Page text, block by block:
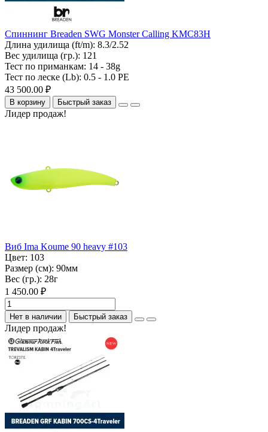
Спиннинг Breaden SWG Monster Calling KMC83H
Длина удилища (ft/m): 8.3/2.52
Вес удилища (гр.): 121
Тест по приманкам: 14 - 38g
Тест по леске (Lb): 0.5 - 1.0 PE
43 500.00 ₽
В корзину Быстрый заказ
Лидер продаж!
Виб Ima Koume 90 heavy #103
Цвет: 103
Размер (см): 90мм
Вес (гр.): 28г
1 450.00 ₽
Нет в наличии Быстрый заказ
Лидер продаж!